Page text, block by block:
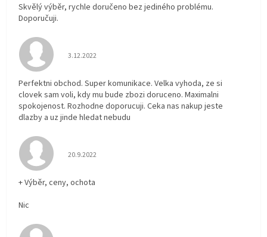
Skvělý výběr, rychle doručeno bez jediného problému.
Doporučuji.
Hodnocení obchodu je 5 z 5 hvězdiček.
3.12.2022
Perfektni obchod. Super komunikace. Velka vyhoda, ze si
clovek sam voli, kdy mu bude zbozi doruceno. Maximalni
spokojenost. Rozhodne doporucuji. Ceka nas nakup jeste
dlazby a uz jinde hledat nebudu
Hodnocení obchodu je 5 z 5 hvězdiček.
20.9.2022
+ Výběr, ceny, ochota
Nic